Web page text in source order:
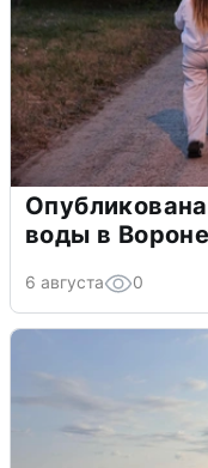
воды в
6 августа 0